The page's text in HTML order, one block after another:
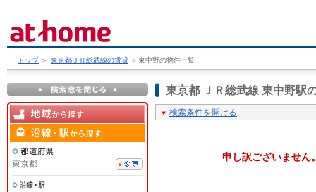
トップ ＞ 東京都ＪＲ総武線の賃貸 ＞ 東中野の物件一覧
東京都 ＪＲ総武線 東中野駅
検索条件を開ける
申し訳ございません
東京都